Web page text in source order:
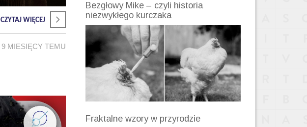
CZYTAJ WIĘCEJ
9 MIESIĘCY TEMU
Bezgłowy Mike – czyli historia
niezwykłego kurczaka
Fraktalne wzory w przyrodzie